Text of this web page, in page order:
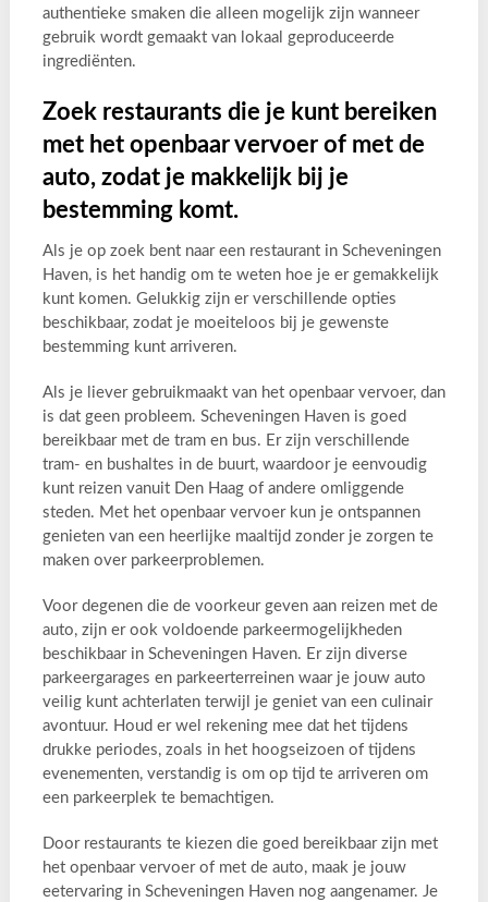
authentieke smaken die alleen mogelijk zijn wanneer
gebruik wordt gemaakt van lokaal geproduceerde
ingrediënten.
Zoek restaurants die je kunt bereiken
met het openbaar vervoer of met de
auto, zodat je makkelijk bij je
bestemming komt.
Als je op zoek bent naar een restaurant in Scheveningen
Haven, is het handig om te weten hoe je er gemakkelijk
kunt komen. Gelukkig zijn er verschillende opties
beschikbaar, zodat je moeiteloos bij je gewenste
bestemming kunt arriveren.
Als je liever gebruikmaakt van het openbaar vervoer, dan
is dat geen probleem. Scheveningen Haven is goed
bereikbaar met de tram en bus. Er zijn verschillende
tram- en bushaltes in de buurt, waardoor je eenvoudig
kunt reizen vanuit Den Haag of andere omliggende
steden. Met het openbaar vervoer kun je ontspannen
genieten van een heerlijke maaltijd zonder je zorgen te
maken over parkeerproblemen.
Voor degenen die de voorkeur geven aan reizen met de
auto, zijn er ook voldoende parkeermogelijkheden
beschikbaar in Scheveningen Haven. Er zijn diverse
parkeergarages en parkeerterreinen waar je jouw auto
veilig kunt achterlaten terwijl je geniet van een culinair
avontuur. Houd er wel rekening mee dat het tijdens
drukke periodes, zoals in het hoogseizoen of tijdens
evenementen, verstandig is om op tijd te arriveren om
een parkeerplek te bemachtigen.
Door restaurants te kiezen die goed bereikbaar zijn met
het openbaar vervoer of met de auto, maak je jouw
eetervaring in Scheveningen Haven nog aangenamer. Je